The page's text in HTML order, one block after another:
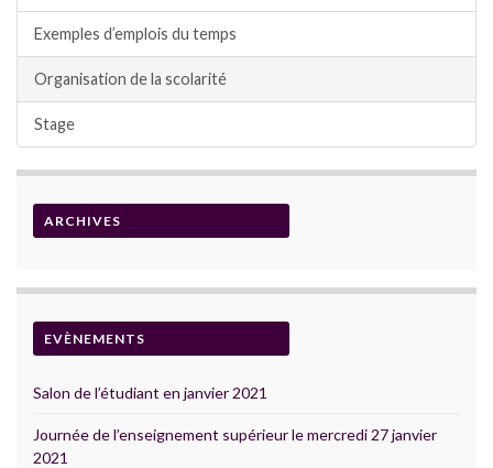
Exemples d’emplois du temps
Organisation de la scolarité
Stage
ARCHIVES
EVÈNEMENTS
Salon de l’étudiant en janvier 2021
Journée de l’enseignement supérieur le mercredi 27 janvier
2021